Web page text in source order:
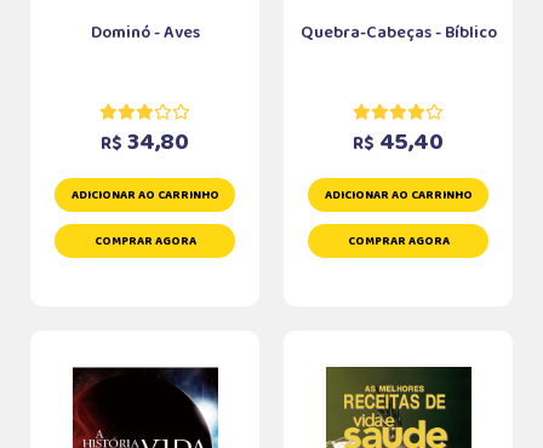
Dominó - Aves
R$ 34,80
ADICIONAR AO CARRINHO
COMPRAR AGORA
Quebra-Cabeças - Bíblico
R$ 45,40
ADICIONAR AO CARRINHO
COMPRAR AGORA